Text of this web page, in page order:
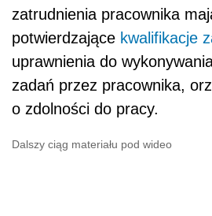
zatrudnienia pracownika
potwierdzające kwalifikacje
uprawnienia do
zadań przez pracownika,
o zdolności do pracy.
Dalszy ciąg materiału pod wideo